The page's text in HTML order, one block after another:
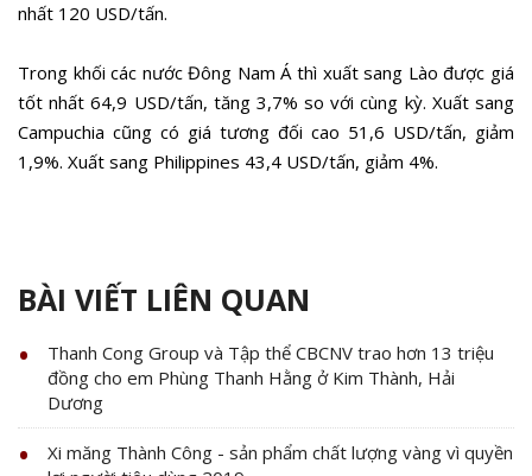
nhất 120 USD/tấn.
Trong khối các nước Đông Nam Á thì xuất sang Lào được giá
tốt nhất 64,9 USD/tấn, tăng 3,7% so với cùng kỳ. Xuất sang
Campuchia cũng có giá tương đối cao 51,6 USD/tấn, giảm
1,9%. Xuất sang Philippines 43,4 USD/tấn, giảm 4%.
BÀI VIẾT LIÊN QUAN
Thanh Cong Group và Tập thể CBCNV trao hơn 13 triệu
đồng cho em Phùng Thanh Hằng ở Kim Thành, Hải
Dương
Xi măng Thành Công - sản phẩm chất lượng vàng vì quyền